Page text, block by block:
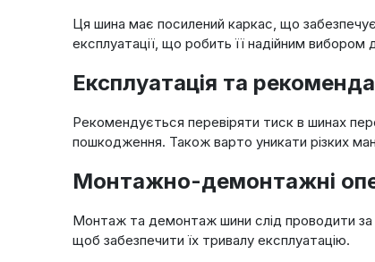
Ця шина має посилений каркас, що
експлуатації, що робить її надійним вибором
Експлуатація та
Рекомендується перевіряти тиск в шинах
пошкодження. Також варто уникати різких
Монтажно-демонтажні
Монтаж та демонтаж шини слід проводити за
щоб забезпечити їх тривалу експлуатацію.